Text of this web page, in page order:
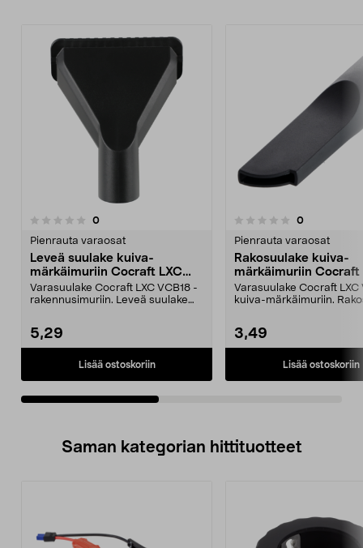
0arvostelut
Pienrauta varaosat
Leveä suulake kuiva-
märkäimuriin Cocraft LXC
VCB18
Varasuulake Cocraft LXC VCB18 -
rakennusimuriin. Leveä suulake
5,29
Lisää ostoskoriin
0.0 viidestä
0arvostelut
Pienrauta varaosat
Rakosuulake kuiva-
märkäimuriin Cocraft
VCB18
Varasuulake Cocraft LXC
kuiva-märkäimuriin.
3,49
Lisää ostoskoriin
0.0 viidestä
Saman kategorian hittituotteet